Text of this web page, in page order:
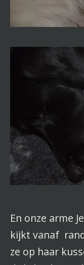
En onze arme
kijkt vanaf
ze op haar